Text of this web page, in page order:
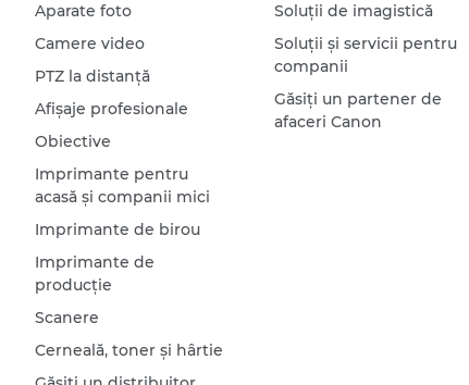
Aparate foto
Camere video
PTZ la distanţă
Afişaje profesionale
Obiective
Imprimante pentru
acasă şi companii mici
Imprimante de birou
Imprimante de
producţie
Scanere
Cerneală, toner şi hârtie
Soluţii de imagistică
Soluţii şi servicii pentru
companii
Găsiţi un partener de
afaceri Canon